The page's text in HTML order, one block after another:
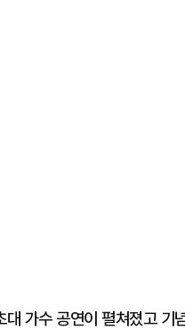
가수 공연이 펼쳐졌고 기